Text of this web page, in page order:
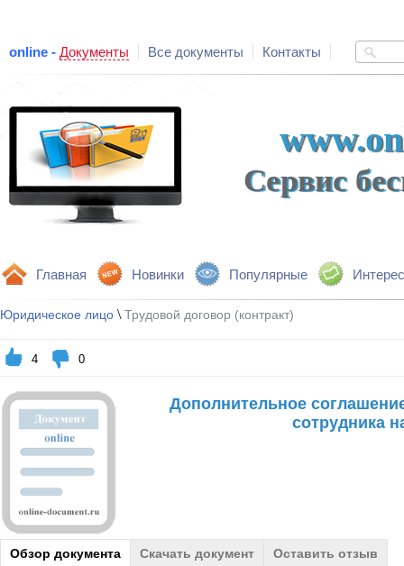
online - Документы Все документы Контакты
Сервис
Главная Новинки Популярные
Юридическое лицо \ Трудовой договор (контракт)
4 0
Дополнительное
сотрудника
Обзор документа Скачать документ Оставить отзыв